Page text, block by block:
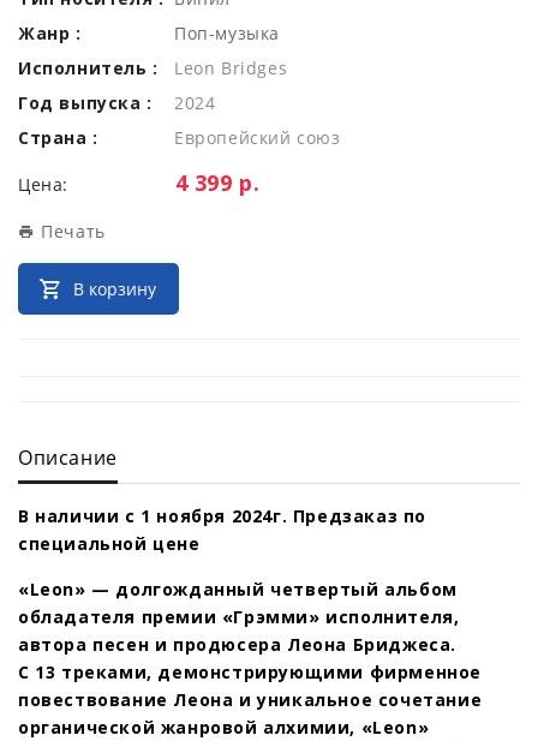
Жанр :
Поп-музыка
Исполнитель :
Leon Bridges
Год выпуска :
2024
Страна :
Европейский союз
Цена: Цена:
4 399 р.
Печать
В корзину
Описание
В наличии с 1 ноября 2024г. Предзаказ по
специальной цене
«Leon» — долгожданный четвертый альбом
обладателя премии «Грэмми» исполнителя,
автора песен и продюсера Леона Бриджеса.
С 13 треками, демонстрирующими фирменное
повествование Леона и уникальное сочетание
органической жанровой алхимии, «Leon»